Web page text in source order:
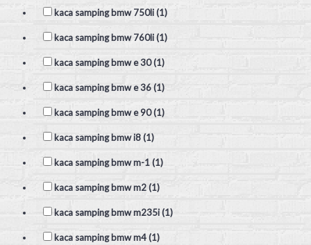
kaca samping bmw 750li (1)
kaca samping bmw 760li (1)
kaca samping bmw e 30 (1)
kaca samping bmw e 36 (1)
kaca samping bmw e 90 (1)
kaca samping bmw i8 (1)
kaca samping bmw m-1 (1)
kaca samping bmw m2 (1)
kaca samping bmw m235i (1)
kaca samping bmw m4 (1)